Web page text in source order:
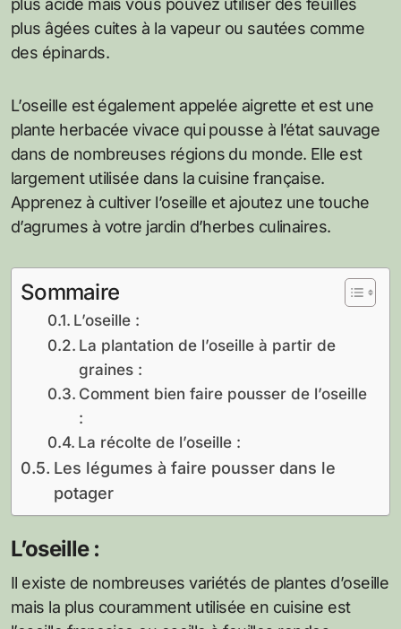
plus âgées cuites à la vapeur ou sautées comme
des épinards.
L’oseille est également appelée aigrette et est une
plante herbacée vivace qui pousse à l’état sauvage
dans de nombreuses régions du monde. Elle est
largement utilisée dans la cuisine française.
Apprenez à cultiver l’oseille et ajoutez une touche
d’agrumes à votre jardin d’herbes culinaires.
Sommaire
L’oseille :
La plantation de l’oseille à partir de
graines :
Comment bien faire pousser de l’oseille
:
La récolte de l’oseille :
Les légumes à faire pousser dans le
potager
L’oseille :
Il existe de nombreuses variétés de plantes d’oseille
mais la plus couramment utilisée en cuisine est